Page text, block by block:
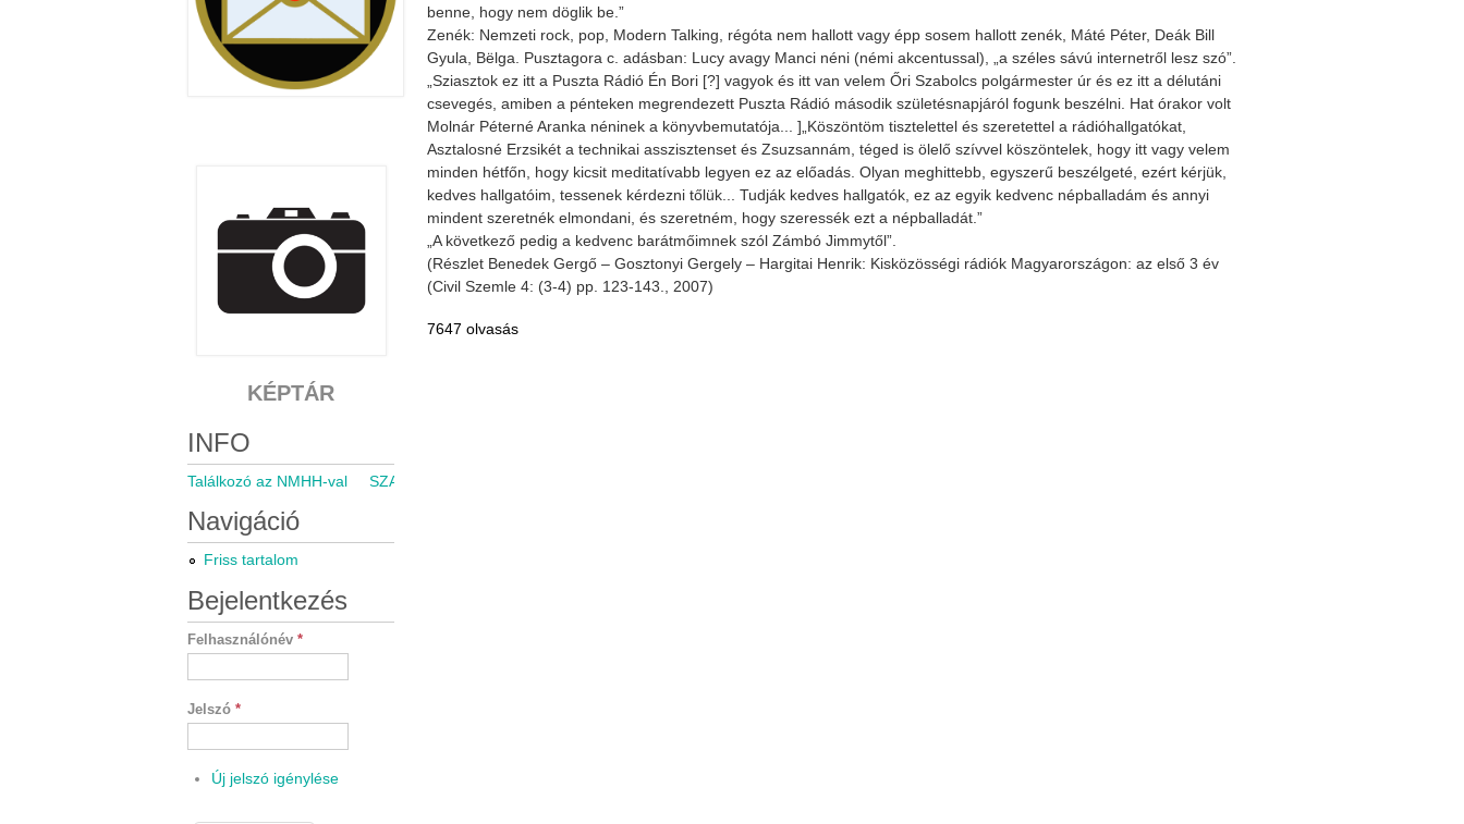
benne, hogy nem döglik be.”
Zenék: Nemzeti rock, pop, Modern Talking, régóta nem hallott vagy épp sosem hallott zenék, Máté Péter, Deák Bill
Gyula, Bëlga. Pusztagora c. adásban: Lucy avagy Manci néni (némi akcentussal), „a széles sávú internetről lesz szó”.
„Sziasztok ez itt a Puszta Rádió Én Bori [?] vagyok és itt van velem Őri Szabolcs polgármester úr és ez itt a délutáni
csevegés, amiben a pénteken megrendezett Puszta Rádió második születésnapjáról fogunk beszélni. Hat órakor volt
Molnár Péterné Aranka néninek a könyvbemutatója... ]„Köszöntöm tisztelettel és szeretettel a rádióhallgatókat,
Asztalosné Erzsikét a technikai asszisztenset és Zsuzsannám, téged is ölelő szívvel köszöntelek, hogy itt vagy velem
minden hétfőn, hogy kicsit meditatívabb legyen ez az előadás. Olyan meghittebb, egyszerű beszélgeté, ezért kérjük,
kedves hallgatóim, tessenek kérdezni tőlük... Tudják kedves hallgatók, ez az egyik kedvenc népballadám és annyi
mindent szeretnék elmondani, és szeretném, hogy szeressék ezt a népballadát.”
„A következő pedig a kedvenc barátmőimnek szól Zámbó Jimmytől”.
(Részlet Benedek Gergő – Gosztonyi Gergely – Hargitai Henrik: Kisközösségi rádiók Magyarországon: az első 3 év
(Civil Szemle 4: (3-4) pp. 123-143., 2007)
7647 olvasás
KÉPTÁR
INFO
Találkozó az NMHH-val SZARÁMA közgyűlés 2021.11.05.
Navigáció
Friss tartalom
Bejelentkezés
Felhasználónév *
Jelszó *
Új jelszó igénylése